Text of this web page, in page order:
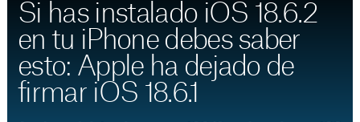
Si has instalado iOS 18.6.2
en tu iPhone debes saber
esto: Apple ha dejado de
firmar iOS 18.6.1